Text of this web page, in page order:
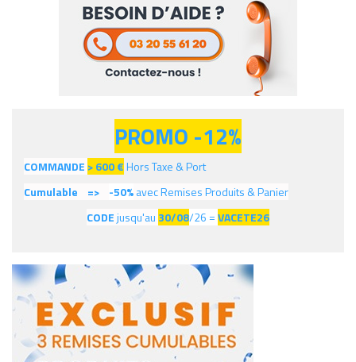
PROMO -12%
COMMANDE > 600€Hors Taxe & Port
Cumulable => -50%avec Remises Produits & Panier
CODEjusqu'au 30/08/26 =VACETE26